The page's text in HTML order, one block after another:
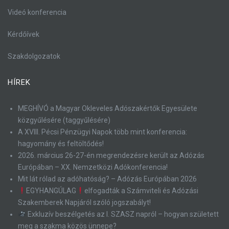
Videó konferencia
Kérdőívek
Szakdolgozatok
HÍREK
MEGHÍVÓ a Magyar Okleveles Adószakértők Egyesülete
közgyűlésére (taggyűlésére)
A XVIII. Pécsi Pénzügyi Napok több mint konferencia:
hagyomány és feltöltődés!
2026. március 26-27-én megrendezésre került az Adózás
Európában – XX. Nemzetközi Adókonferencia!
Mit lát rólad az adóhatóság? – Adózás Európában 2026
EGYHANGÚLAG
elfogadták a Számviteli és Adózási
Szakemberek Napjáról szóló jogszabályt!
Exkluzív beszélgetés az I. SZASZ napról – hogyan született
meg a szakma közös ünnepe?